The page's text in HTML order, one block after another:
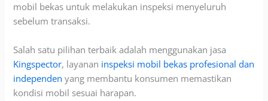
mobil bekas untuk melakukan inspeksi menyeluruh
sebelum transaksi.
Salah satu pilihan terbaik adalah menggunakan jasa
Kingspector, layanan inspeksi mobil bekas profesional dan
independen yang membantu konsumen memastikan
kondisi mobil sesuai harapan.